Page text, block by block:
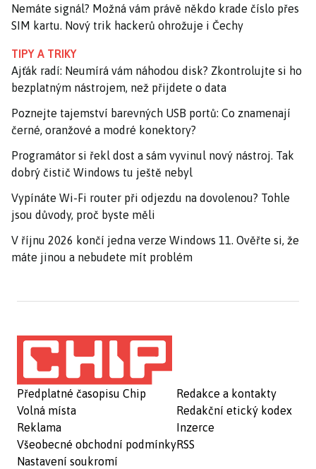
Nemáte signál? Možná vám právě někdo krade číslo přes
SIM kartu. Nový trik hackerů ohrožuje i Čechy
TIPY A TRIKY
Ajťák radí: Neumírá vám náhodou disk? Zkontrolujte si ho
bezplatným nástrojem, než přijdete o data
Poznejte tajemství barevných USB portů: Co znamenají
černé, oranžové a modré konektory?
Programátor si řekl dost a sám vyvinul nový nástroj. Tak
dobrý čistič Windows tu ještě nebyl
Vypínáte Wi-Fi router při odjezdu na dovolenou? Tohle
jsou důvody, proč byste měli
V říjnu 2026 končí jedna verze Windows 11. Ověřte si, že
máte jinou a nebudete mít problém
Předplatné časopisu Chip
Volná místa
Reklama
Všeobecné obchodní podmínky
Nastavení soukromí
Redakce a kontakty
Redakční etický kodex
Inzerce
RSS